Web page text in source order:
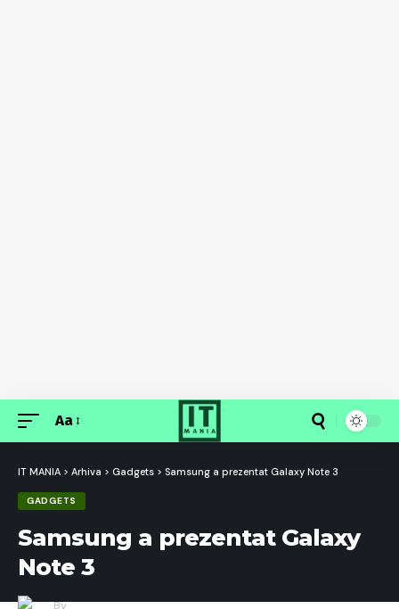
Font
Aa
IT MANIA > Arhiva > Gadgets > Samsung a prezentat Galaxy Note 3
GADGETS
Samsung a prezentat Galaxy
Note 3
ByRedactia IT MANIA